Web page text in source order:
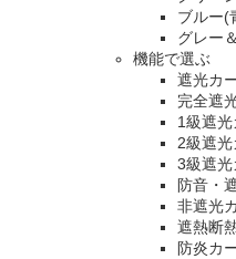
ブルー(
グレー
機能で選ぶ
遮光カ
完全遮
1級遮
2級遮光
3級遮光
防音・
非遮光
遮熱断
防炎カ